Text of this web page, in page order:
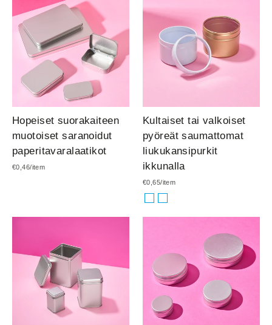
Hopeiset suorakaiteen
muotoiset saranoidut
paperitavaralaatikot
€0,46/item
Kultaiset tai valkoiset
pyöreät saumattomat
liukukansipurkit
ikkunalla
€0,65/item